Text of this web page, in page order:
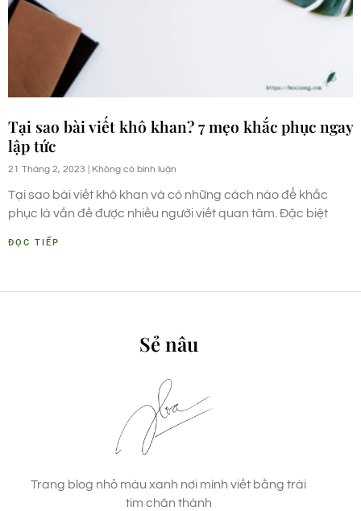
Tại sao bài viết khô khan? 7 mẹo khắc phục ngay
lập tức
21 Tháng 2, 2023 Không có bình luận
Tại sao bài viết khô khan và có những cách nào để khắc
phục là vấn đề được nhiều người viết quan tâm. Đặc biệt
ĐỌC TIẾP
Sẻ nâu
Trang blog nhỏ màu xanh nơi mình viết bằng trái
tim chân thành